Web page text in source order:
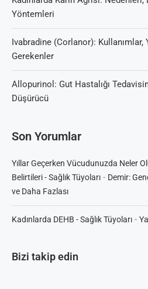
Yöntemleri
Ivabradine (Corlanor):
Gerekenler
Allopurinol: Gut Hastalığı
Düşürücü
Son Yorumlar
Yıllar Geçerken Vücudunuzda Neler
Belirtileri - Sağlık Tüyoları - Demir:
ve Daha Fazlası
Kadınlarda DEHB - Sağlık Tüyoları -
Bizi takip edin